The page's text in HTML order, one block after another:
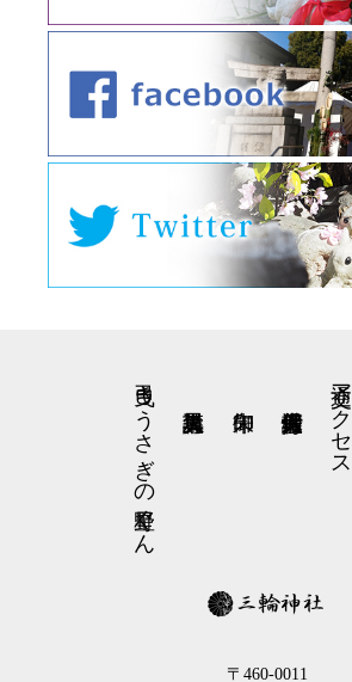
交通アクセス
弓曳きうさぎの星野くん
〒460-0011